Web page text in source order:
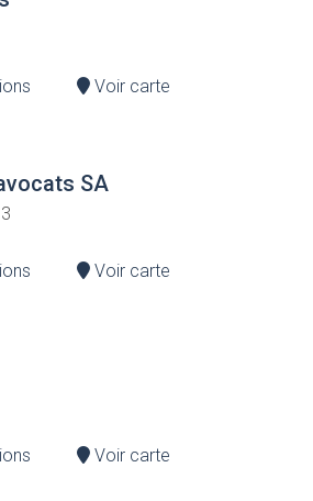
Voir carte
SA
Voir carte
Voir carte